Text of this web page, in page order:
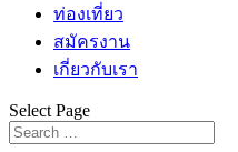
ท่องเที่ยว
สมัครงาน
เกี่ยวกับเรา
Select Page